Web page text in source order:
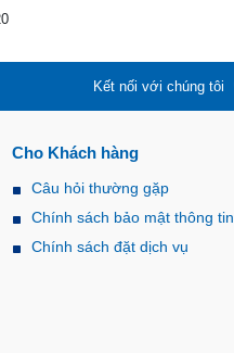
Kết nối với chúng tôi
Cho Khách hàng
Câu hỏi thường gặp
Chính sách bảo mật thông tin
Chính sách đặt dịch vụ